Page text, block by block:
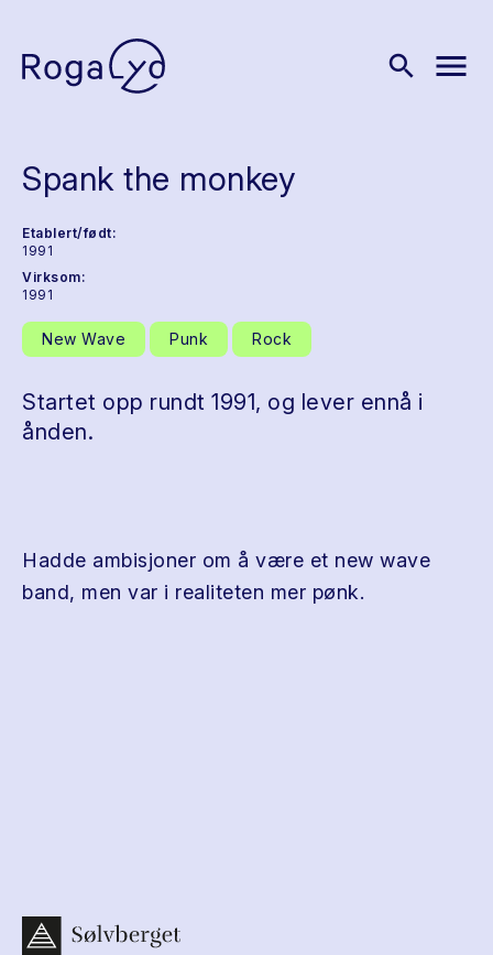
search menu
Spank the monkey
Etablert/født:
1991
Virksom:
1991
New Wave Punk Rock
Startet opp rundt 1991, og lever ennå i
ånden.
Hadde ambisjoner om å være et new wave
band, men var i realiteten mer pønk.